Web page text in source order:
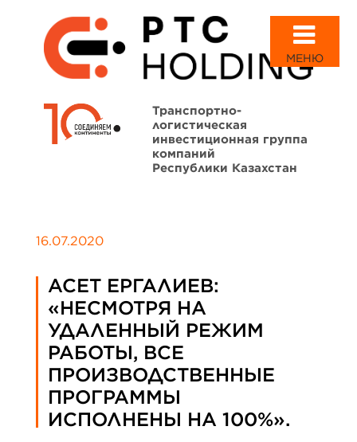
МЕНЮ
Транспортно-
логистическая
инвестиционная группа
компаний
Республики Казахстан
16.07.2020
АСЕТ ЕРГАЛИЕВ:
«НЕСМОТРЯ НА
УДАЛЕННЫЙ РЕЖИМ
РАБОТЫ, ВСЕ
ПРОИЗВОДСТВЕННЫЕ
ПРОГРАММЫ
ИСПОЛНЕНЫ НА 100%».